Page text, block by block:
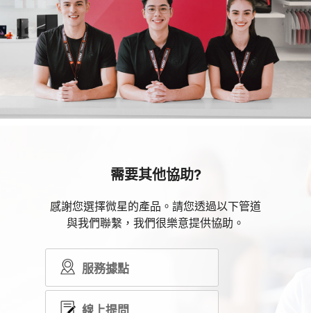
需要其他協助?
感謝您選擇微星的產品。請您透過以下管道
與我們聯繫，我們很樂意提供協助。
服務據點